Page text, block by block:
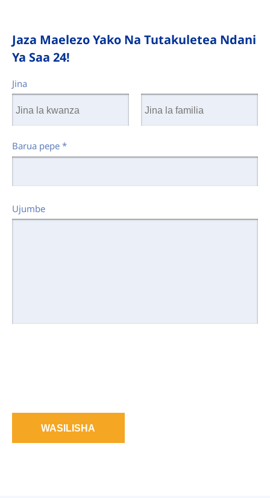
Jaza Maelezo Yako Na Tutakuletea Ndani
Ya Saa 24!
Jina
Barua pepe *
Ujumbe
WASILISHA